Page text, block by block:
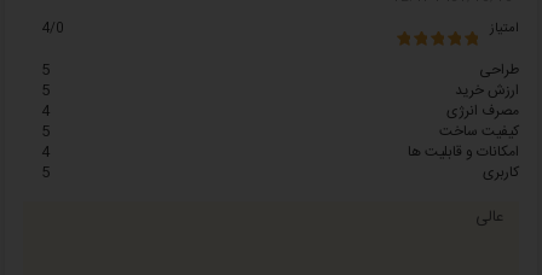
امتیاز
4/0
طراحی
5
ارزش خرید
5
مصرف انرژی
4
کیفیت ساخت
5
امکانات و قابلیت ها
4
کاربری
5
عالی